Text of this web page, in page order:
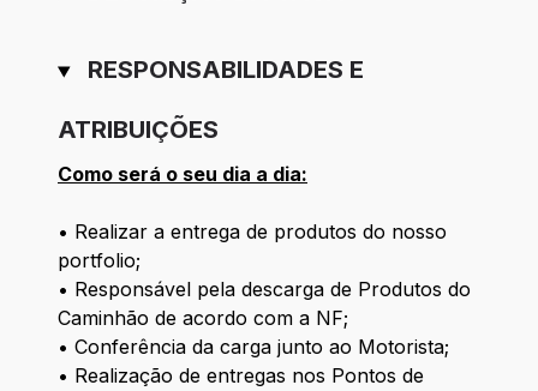
RESPONSABILIDADES E
ATRIBUIÇÕES
Como será o seu dia a dia:
• Realizar a entrega de produtos do nosso
portfolio;
• Responsável pela descarga de Produtos do
Caminhão de acordo com a NF;
• Conferência da carga junto ao Motorista;
• Realização de entregas nos Pontos de